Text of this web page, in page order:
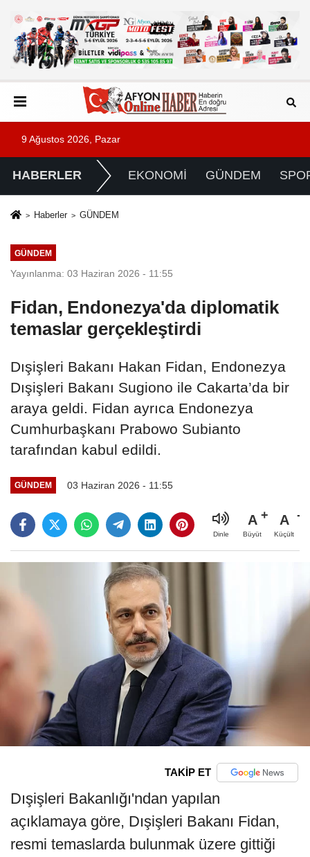
9 Ağustos 2026, Pazar
HABERLER EKONOMİ GÜNDEM
Haberler GÜNDEM
GÜNDEM
Yayınlanma: 03 Haziran 2026 - 11:55
Fidan, Endonezya'da diplomatik
temaslar gerçekleştirdi
Dışişleri Bakanı Hakan Fidan, Endonezya
Dışişleri Bakanı Sugiono ile Cakarta’da bir
araya geldi. Fidan ayrıca Endonezya
Cumhurbaşkanı Prabowo Subianto
tarafından kabul edildi.
GÜNDEM 03 Haziran 2026 - 11:55
Dinle
A
Büyüt
A
Küçült
TAKİP ET
Dışişleri Bakanlığı'ndan yapılan
açıklamaya göre, Dışişleri Bakanı Fidan,
resmi temaslarda bulunmak üzere gittiği